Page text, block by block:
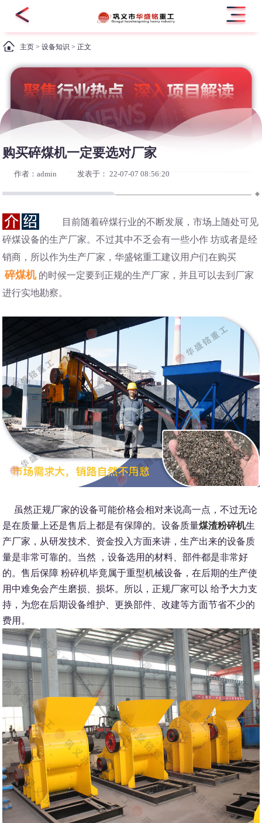
主页 >设备知识 > 正文
购买碎煤机一定要选对厂家
作者：admin 发表于： 22-07-07 08:56:20
目前随着碎煤行业的不断发展，市场上随处可见
碎煤设备的生产厂家。不过其中不乏会有一些小作 坊或者是经
销商，所以作为生产厂家，华盛铭重工建议用户们在购买
碎煤机 的时候一定要到正规的生产厂家，并且可以去到厂家
进行实地勘察。
虽然正规厂家的设备可能价格会相对来说高一点，不过无论
是在质量上还是售后上都是有保障的。设备质量煤渣粉碎机生
产厂家，从研发技术、资金投入方面来讲，生产出来的设备质
量是非常可靠的。当然 ，设备选用的材料、部件都是非常好
的。售后保障 粉碎机毕竟属于重型机械设备，在后期的生产使
用中难免会产生磨损、损坏。所以，正规厂家可以 给予大力支
持，为您在后期设备维护、更换部件、改建等方面节省不少的
费用。